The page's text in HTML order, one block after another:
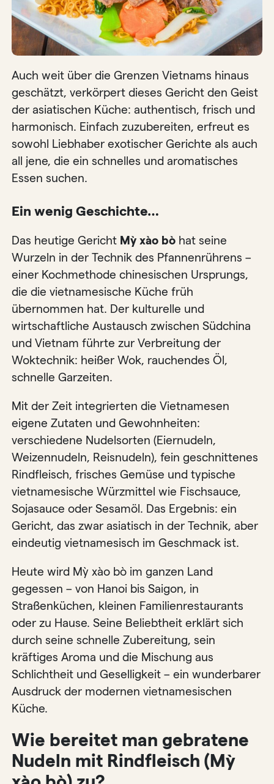
Auch weit über die Grenzen Vietnams hinaus
geschätzt, verkörpert dieses Gericht den Geist
der asiatischen Küche: authentisch, frisch und
harmonisch. Einfach zuzubereiten, erfreut es
sowohl Liebhaber exotischer Gerichte als auch
all jene, die ein schnelles und aromatisches
Essen suchen.
Ein wenig Geschichte…
Das heutige Gericht Mỳ xào bò hat seine
Wurzeln in der Technik des Pfannenrührens –
einer Kochmethode chinesischen Ursprungs,
die die vietnamesische Küche früh
übernommen hat. Der kulturelle und
wirtschaftliche Austausch zwischen Südchina
und Vietnam führte zur Verbreitung der
Woktechnik: heißer Wok, rauchendes Öl,
schnelle Garzeiten.
Mit der Zeit integrierten die Vietnamesen
eigene Zutaten und Gewohnheiten:
verschiedene Nudelsorten (Eiernudeln,
Weizennudeln, Reisnudeln), fein geschnittenes
Rindfleisch, frisches Gemüse und typische
vietnamesische Würzmittel wie Fischsauce,
Sojasauce oder Sesamöl. Das Ergebnis: ein
Gericht, das zwar asiatisch in der Technik, aber
eindeutig vietnamesisch im Geschmack ist.
Heute wird Mỳ xào bò im ganzen Land
gegessen – von Hanoi bis Saigon, in
Straßenküchen, kleinen Familienrestaurants
oder zu Hause. Seine Beliebtheit erklärt sich
durch seine schnelle Zubereitung, sein
kräftiges Aroma und die Mischung aus
Schlichtheit und Geselligkeit – ein wunderbarer
Ausdruck der modernen vietnamesischen
Küche.
Wie bereitet man gebratene
Nudeln mit Rindfleisch (Mỳ